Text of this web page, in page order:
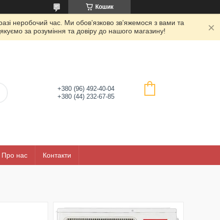
Кошик
неробочий час. Ми обов’язково зв’яжемося з вами та
за розуміння та довіру до нашого магазину!
+380 (96) 492-40-04
+380 (44) 232-67-85
Про нас Контакти